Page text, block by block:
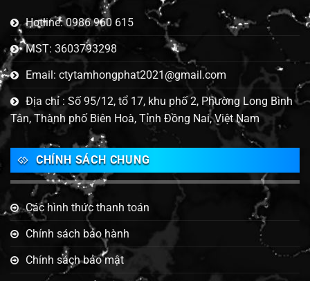
Hotline: 0986 960 615
MST: 3603793298
Email: ctytamhongphat2021@gmail.com
Địa chỉ : Số 95/12, tổ 17, khu phố 2, Phường Long Bình
Tân, Thành phố Biên Hoà, Tỉnh Đồng Nai, Việt Nam
CHÍNH SÁCH CHUNG
Các hình thức thanh toán
Chính sách bảo hành
Chính sách bảo mật